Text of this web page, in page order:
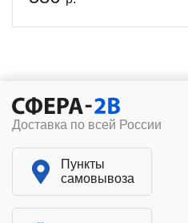
Доставка по всей России
Пункты
самовывоза